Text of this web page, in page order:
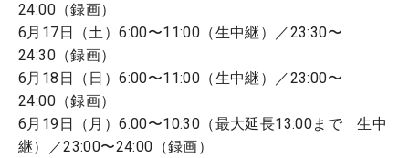
24:00（録画）
6月17日（土）6:00〜11:00（生中継）／23:30〜
24:30（録画）
6月18日（日）6:00〜11:00（生中継）／23:00〜
24:00（録画）
6月19日（月）6:00〜10:30（最大延長13:00まで 生中
継）／23:00〜24:00（録画）